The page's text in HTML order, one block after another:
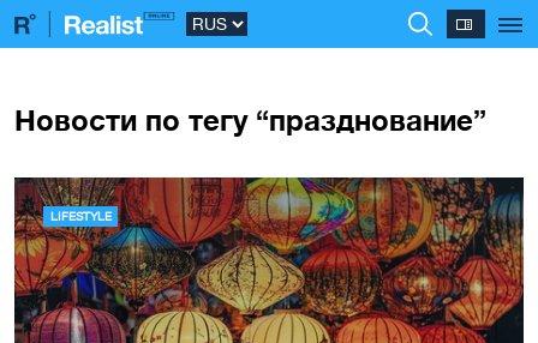
Новости по тегу “празднование”
LIFESTYLE